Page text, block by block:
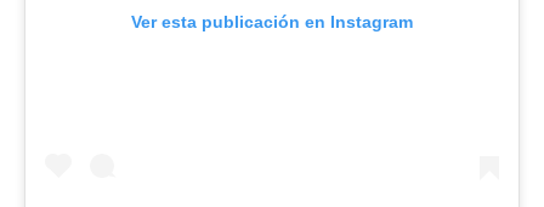
Ver esta publicación en Instagram